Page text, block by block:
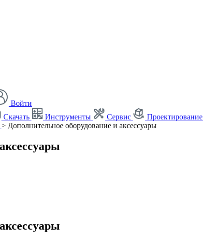
Войти
Скачать Инструменты Сервис Проектирование
> Дополнительное оборудование и аксессуары